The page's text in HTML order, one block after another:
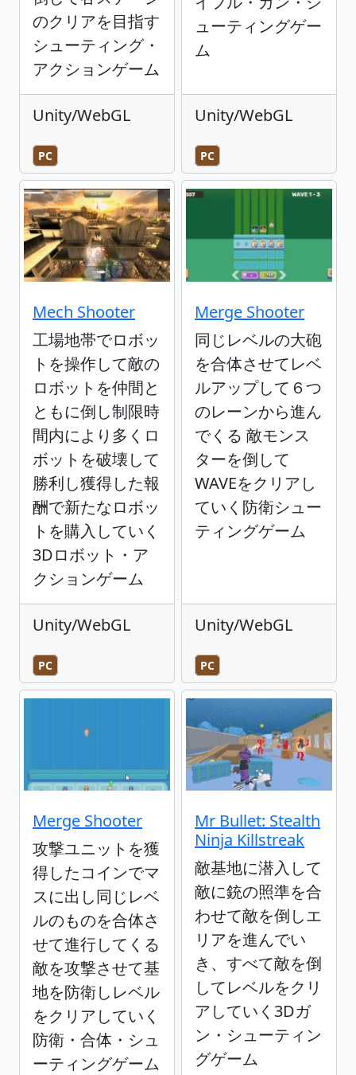
のクリアを目指す
シューティング・
アクションゲーム
Unity/WebGL
PC
ューティングゲー
ム
Unity/WebGL
PC
Mech Shooter
工場地帯でロボッ
トを操作して敵の
ロボットを仲間と
ともに倒し制限時
間内により多くロ
ボットを破壊して
勝利し獲得した報
酬で新たなロボッ
トを購入していく
3Dロボット・ア
クションゲーム
Unity/WebGL
PC
Merge Shooter
同じレベルの大砲
を合体させてレベ
ルアップして６つ
のレーンから進ん
でくる 敵モンス
ターを倒して
WAVEをクリアし
ていく防衛シュー
ティングゲーム
Unity/WebGL
PC
Merge Shooter
攻撃ユニットを獲
得したコインでマ
スに出し同じレベ
ルのものを合体さ
せて進行してくる
敵を攻撃させて基
地を防衛しレベル
をクリアしていく
防衛・合体・シュ
ーティングゲーム
Mr Bullet: Stealth
Ninja Killstreak
敵基地に潜入して
敵に銃の照準を合
わせて敵を倒しエ
リアを進んでい
き、すべて敵を倒
してレベルをクリ
アしていく3Dガ
ン・シューティン
グゲーム